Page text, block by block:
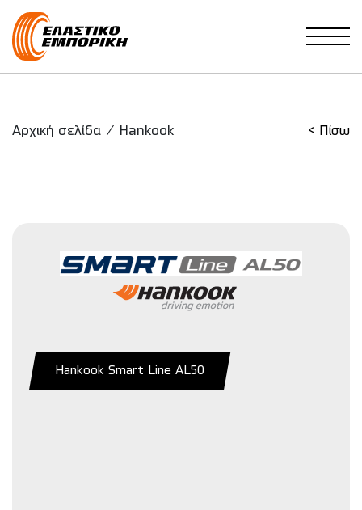
Main Navigation
Αρχική σελίδα / Hankook < Πίσω
Hankook Smart Line AL50